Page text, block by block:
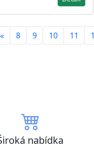
« 8 9 10 11
nabídka